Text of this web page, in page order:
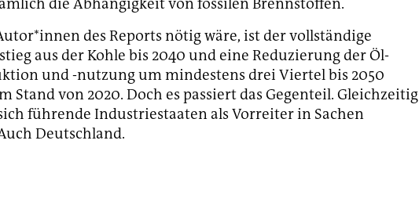
des Reports nötig wäre, ist der vollständige
aus der Kohle bis 2040 und eine Reduzierung der Öl-
und -nutzung um mindestens drei Viertel bis 2050
Stand von 2020. Doch es passiert das Gegenteil. Gleichzeitig
führende Industriestaaten als Vorreiter in Sachen
Deutschland.